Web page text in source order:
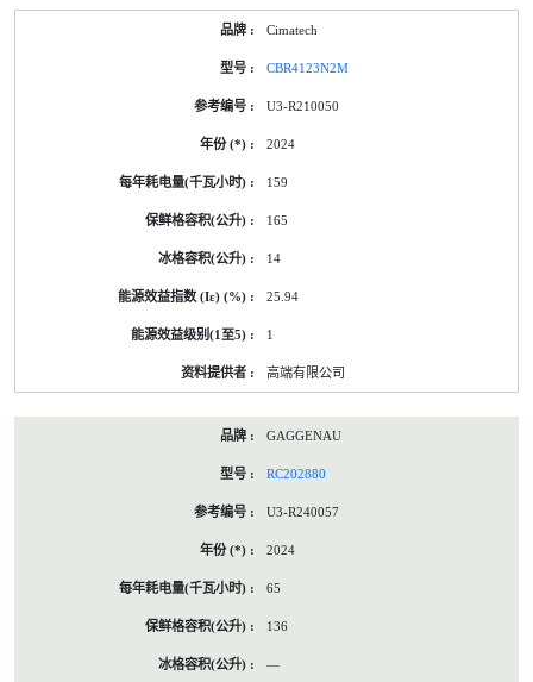
Cimatech
CBR4123N2M
U3-R210050
2024
159
165
14
25.94
1
高端有限公司
GAGGENAU
RC202880
U3-R240057
2024
65
136
—